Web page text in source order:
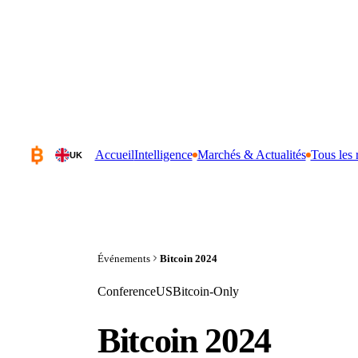
UK AccueilIntelligence Marchés & Actualités Tous les
Événements Bitcoin 2024
ConferenceUSBitcoin-Only
Bitcoin 2024